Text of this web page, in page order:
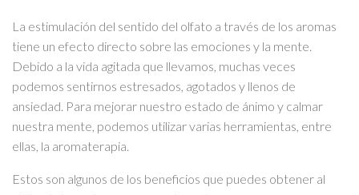
La estimulación del sentido del olfato a través de los aromas
tiene un efecto directo sobre las emociones y la mente.
Debido a la vida agitada que llevamos, muchas veces
podemos sentirnos estresados, agotados y llenos de
ansiedad. Para mejorar nuestro estado de ánimo y calmar
nuestra mente, podemos utilizar varias herramientas, entre
ellas, la aromaterapia.
Estos son algunos de los beneficios que puedes obtener al